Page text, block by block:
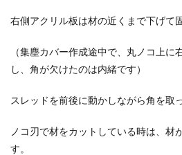
右側アクリル板は材の近くまで下げて固
（集塵カバー作成途中で、丸ノコ上に
し、角が欠けたのは内緒です）
スレッドを前後に動かしながら角を取
ノコ刃で材をカットしている時は、材
す。